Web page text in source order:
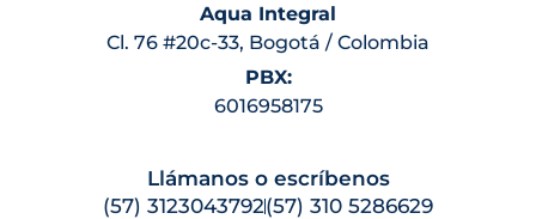
Aqua Integral
Cl. 76 #20c-33, Bogotá / Colombia
PBX:
6016958175
Llámanos o escríbenos
(57) 3123043792(57) 310 5286629